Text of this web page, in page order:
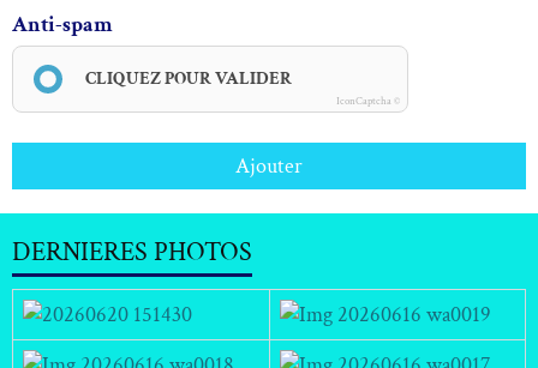
Anti-spam
CLIQUEZ POUR VALIDER
IconCaptcha ©
Ajouter
DERNIERES PHOTOS